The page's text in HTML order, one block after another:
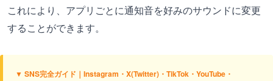
これにより、アプリごとに通知音を好みのサウンドに変更
することができます。
▼ SNS完全ガイド｜Instagram・X(Twitter)・TikTok・YouTube・